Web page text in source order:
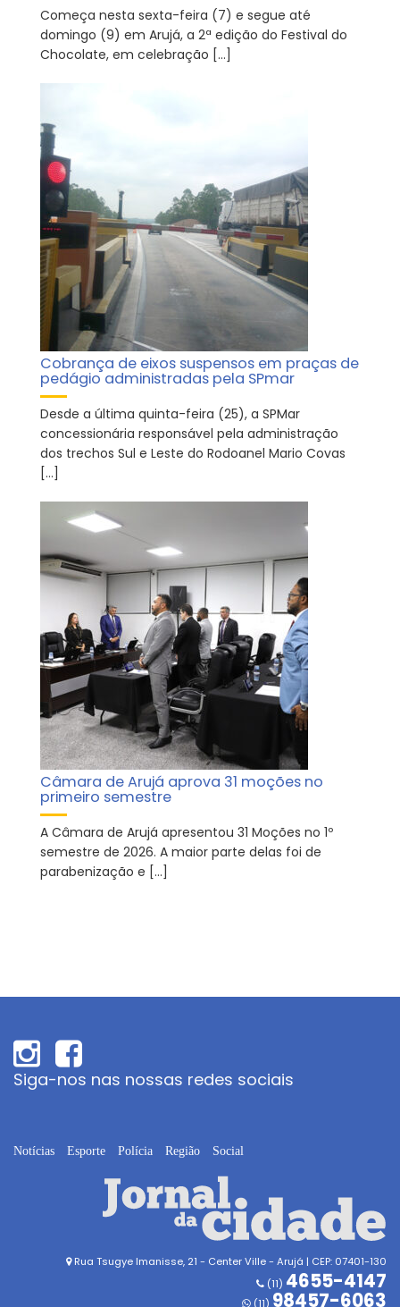
Começa nesta sexta-feira (7) e segue até
domingo (9) em Arujá, a 2ª edição do Festival do
Chocolate, em celebração […]
Cobrança de eixos suspensos em praças de
pedágio administradas pela SPmar
Desde a última quinta-feira (25), a SPMar
concessionária responsável pela administração
dos trechos Sul e Leste do Rodoanel Mario Covas
[…]
Câmara de Arujá aprova 31 moções no
primeiro semestre
A Câmara de Arujá apresentou 31 Moções no 1º
semestre de 2026. A maior parte delas foi de
parabenização e […]
Siga-nos nas nossas redes sociais
Notícias Esporte Polícia Região Social
Rua Tsugye Imanisse, 21 - Center Ville - Arujá | CEP: 07401-130
(11) 4655-4147
(11) 98457-6063